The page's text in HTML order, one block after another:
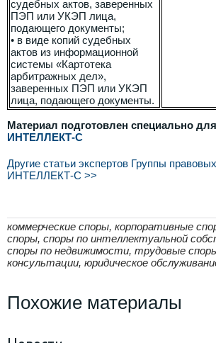
судебных актов, заверенных
ПЭП или УКЭП лица,
подающего документы;
• в виде копий судебных
актов из информационной
системы «Картотека
арбитражных дел»,
заверенных ПЭП или УКЭП
лица, подающего документы.
Материал подготовлен специально
ИНТЕЛЛЕКТ-С
Другие статьи экспертов Группы
ИНТЕЛЛЕКТ-С >>
коммерческие споры, корпоративные
споры, споры по интеллектуальной
споры по недвижимости, трудовые
консультации, юридическое
Похожие материалы